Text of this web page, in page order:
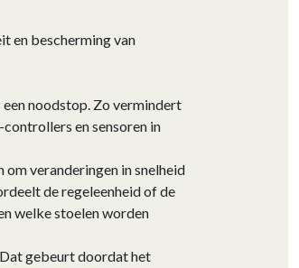
en bescherming van
noodstop. Zo vermindert
en sensoren in
veranderingen in snelheid
de regeleenheid of de
welke stoelen worden
gebeurt doordat het